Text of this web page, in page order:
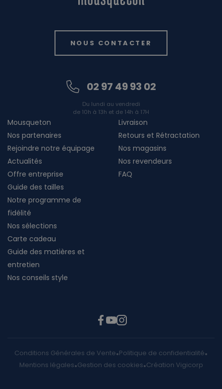
NOUS CONTACTER
02 97 49 93 02
Du lundi au vendredi
de 10h à 13h et de 14h à 17H
Mousqueton
Nos partenaires
Rejoindre notre équipage
Actualités
Offre entreprise
Livraison
Retours et Rétractation
Nos magasins
Nos revendeurs
FAQ
Guide des tailles
Notre programme de
fidélité
Nos sélections
Carte cadeau
Guide des matières et
entretien
Nos conseils style
Conditions Générales de Vente Politique de confidentialité
Mentions légales Gestion des cookies Création Vigicorp